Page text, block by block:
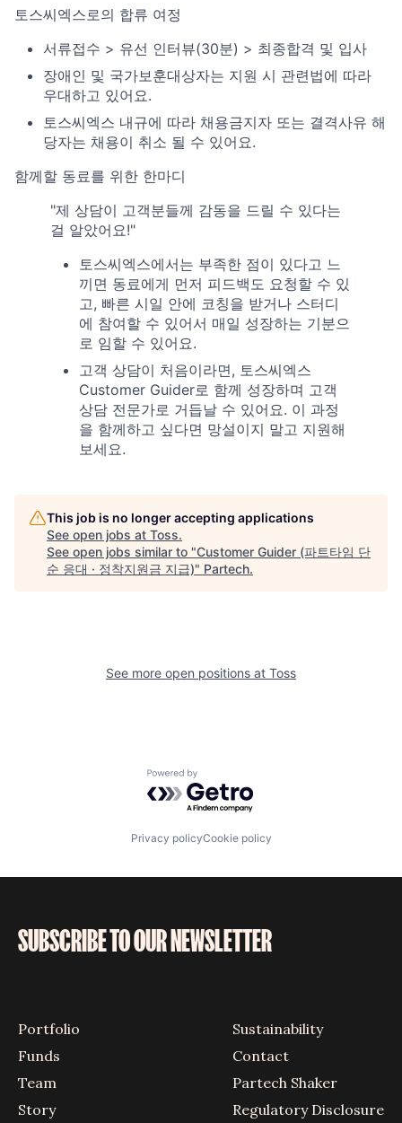
토스씨엑스로의 합류 여정
서류접수 > 유선 인터뷰(30분) > 최종합격 및 입사
장애인 및 국가보훈대상자는 지원 시 관련법에 따라
우대하고 있어요.
토스씨엑스 내규에 따라 채용금지자 또는 결격사유 해
당자는 채용이 취소 될 수 있어요.
함께할 동료를 위한 한마디
"제 상담이 고객분들께 감동을 드릴 수 있다는
걸 알았어요!"
토스씨엑스에서는 부족한 점이 있다고 느
끼면 동료에게 먼저 피드백도 요청할 수 있
고, 빠른 시일 안에 코칭을 받거나 스터디
에 참여할 수 있어서 매일 성장하는 기분으
로 임할 수 있어요.
고객 상담이 처음이라면, 토스씨엑스
Customer Guider로 함께 성장하며 고객
상담 전문가로 거듭날 수 있어요. 이 과정
을 함께하고 싶다면 망설이지 말고 지원해
보세요.
This job is no longer accepting applications
See open jobs at Toss.
See open jobs similar to "Customer Guider (파트타임 단
순 응대 · 정착지원금 지급)" Partech.
See more open positions at Toss
Powered by Getro.com
Privacy policyCookie policy
SUBSCRIBE TO OUR NEWSLETTER
Portfolio
Funds
Team
Story
Sustainability
Contact
Partech Shaker
Regulatory Disclosure